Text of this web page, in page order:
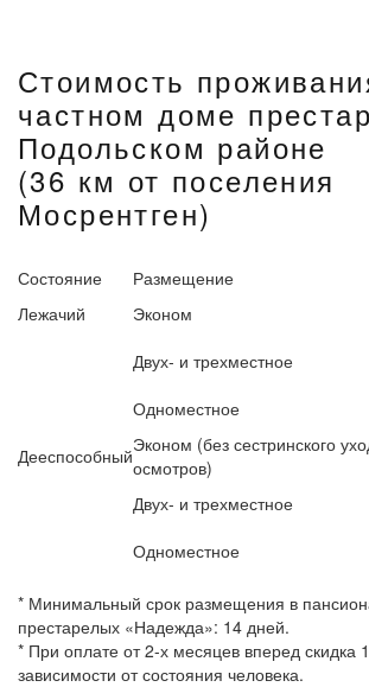
Стоимость
частном доме
Подольском районе
(36 км от поселения
Мосрентген)
Состояние Размещение
Лежачий
Эконом
Двух- и трехместное
Одноместное
ДееспособныйЭконом (без сестринского
осмотров)
Двух- и трехместное
Одноместное
* Минимальный срок размещения в
престарелых «Надежда»: 14 дней.
* При оплате от 2-х месяцев вперед скидка
зависимости от состояния человека.